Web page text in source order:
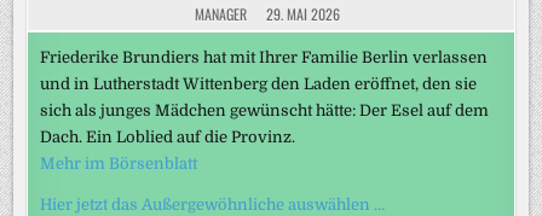
MANAGER 29. MAI 2026
Friederike Brundiers hat mit Ihrer Familie Berlin verlassen
und in Lutherstadt Wittenberg den Laden eröffnet, den sie
sich als junges Mädchen gewünscht hätte: Der Esel auf dem
Dach. Ein Loblied auf die Provinz.
Mehr im Börsenblatt
Hier jetzt das Außergewöhnliche auswählen …